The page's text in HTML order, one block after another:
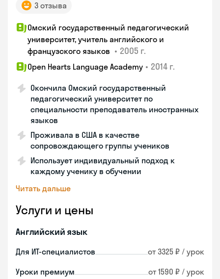
3 отзыва
Омский государственный педагогический
университет, учитель английского и
французского языков • 2005 г.
Open Hearts Language Academy • 2014 г.
Окончила Омский государственный
педагогический университет по
специальности преподаватель иностранных
языков
Проживала в США в качестве
сопровождающего группы учеников
Использует индивидуальный подход к
каждому ученику в обучении
Читать дальше
Услуги и цены
Английский язык
Для ИТ-специалистов от 3325 ₽ / урок
Уроки премиум от 1590 ₽ / урок